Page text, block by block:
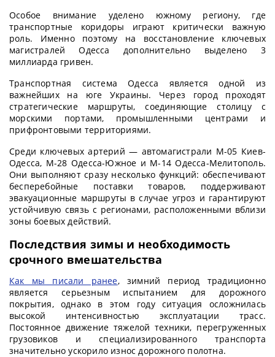
Особое внимание уделено южному региону, где
транспортные коридоры играют критически важную
роль. Именно поэтому на восстановление ключевых
магистралей Одесса дополнительно выделено 3
миллиарда гривен.
Транспортная система Одесса является одной из
важнейших на юге Украины. Через город проходят
стратегические маршруты, соединяющие столицу с
морскими портами, промышленными центрами и
прифронтовыми территориями.
Среди ключевых артерий — автомагистрали М-05 Киев-
Одесса, М-28 Одесса-Южное и М-14 Одесса-Мелитополь.
Они выполняют сразу несколько функций: обеспечивают
бесперебойные поставки товаров, поддерживают
эвакуационные маршруты в случае угроз и гарантируют
устойчивую связь с регионами, расположенными вблизи
зоны боевых действий.
Последствия зимы и необходимость
срочного вмешательства
Как мы писали ранее, зимний период традиционно
является серьезным испытанием для дорожного
покрытия, однако в этом году ситуация осложнилась
высокой интенсивностью эксплуатации трасс.
Постоянное движение тяжелой техники, перегруженных
грузовиков и специализированного транспорта
значительно ускорило износ дорожного полотна.